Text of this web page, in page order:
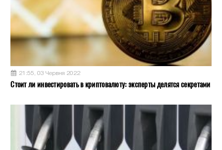
21:55, 03 Червня 2022
Стоит ли инвестировать в криптовалюту: эксперты делятся секретами